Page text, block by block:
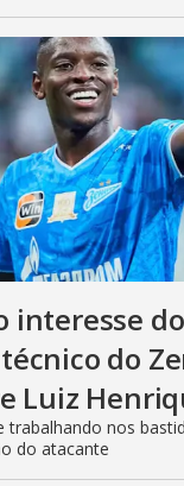
interesse do
do
Luiz
trabalhando nos
do atacante